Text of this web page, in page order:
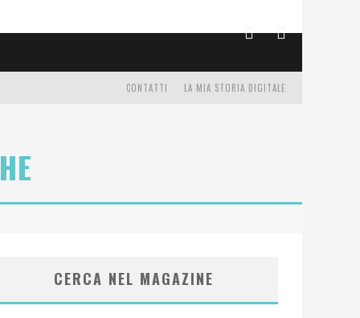
LA MIA STORIA DIGITALE
CONTATTI
CERCA NEL MAGAZINE